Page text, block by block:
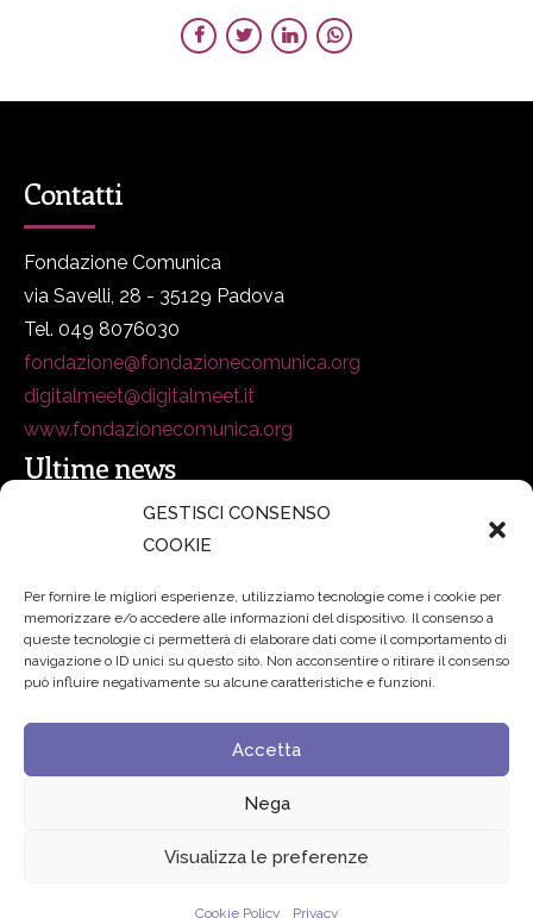
GESTISCI CONSENSO
COOKIE
Per fornire le migliori esperienze, utilizziamo tecnologie come i cookie per
memorizzare e/o accedere alle informazioni del dispositivo. Il consenso a
queste tecnologie ci permetterà di elaborare dati come il comportamento di
navigazione o ID unici su questo sito. Non acconsentire o ritirare il consenso
può influire negativamente su alcune caratteristiche e funzioni.
Accetta
Nega
Visualizza le preferenze
Cookie Policy Privacy
Contatti
Fondazione Comunica
via Savelli, 28 - 35129 Padova
Tel. 049 8076030
fondazione@fondazionecomunica.org
digitalmeet@digitalmeet.it
www.fondazionecomunica.org
Ultime news
secsolutionforum 2026: è Bologna la nuova capitale
Padre Benanti: «Intelligenza artificiale? Contro i nuovi
algoritmi del potere serve una governance condivisa»
Edvance – Digital Education Hub Higher Education